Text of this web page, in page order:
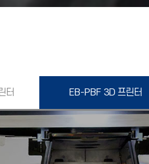
터 EB-PBF 3D 프린터